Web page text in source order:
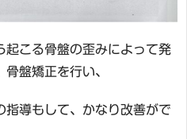
起こる骨盤の歪みによって発
盤矯正を行い、
指導もして、かなり改善がで